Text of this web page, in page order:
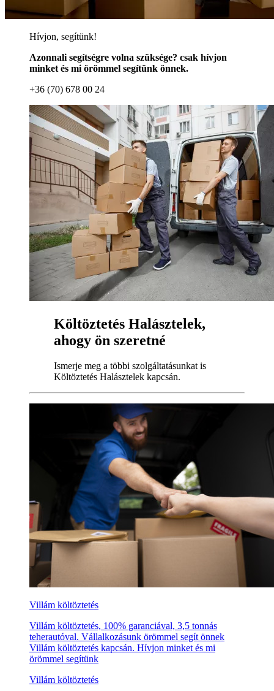
Hívjon, segítünk!
Azonnali segítségre volna szüksége? csak hívjon
minket és mi örömmel segítünk önnek.
+36 (70) 678 00 24
Költöztetés Halásztelek,
ahogy ön szeretné
Ismerje meg a többi szolgáltatásunkat is
Költöztetés Halásztelek kapcsán.
Villám költöztetés
Villám költöztetés, 100% garanciával, 3,5 tonnás
teherautóval. Vállalkozásunk örömmel segít önnek
Villám költöztetés kapcsán. Hívjon minket és mi
örömmel segítünk
Villám költöztetés